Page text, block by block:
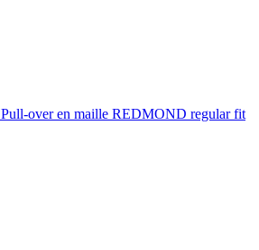
Pull-over en maille REDMOND regular fit